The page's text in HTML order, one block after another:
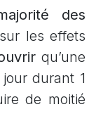
des
les effets
qu’une
durant 1
de moitié